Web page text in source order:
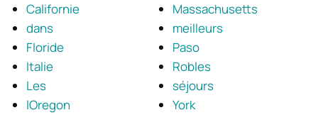
Californie
dans
Floride
Italie
Les
lOregon
Massachusetts
meilleurs
Paso
Robles
séjours
York